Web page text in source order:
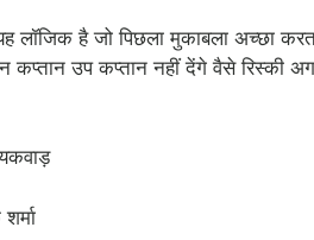
लॉजिक है जो पिछला मुकाबला अच्छा
कप्तान उप कप्तान नहीं देंगे वैसे रिस्की